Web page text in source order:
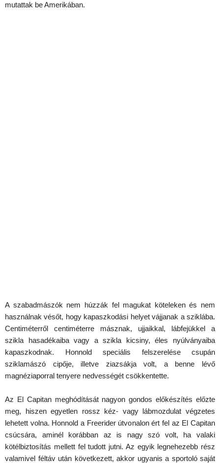
mutattak be Amerikában.
A szabadmászók nem húzzák fel magukat köteleken és nem
használnak vésőt, hogy kapaszkodási helyet vájjanak a sziklába.
Centiméterről centiméterre másznak, ujjaikkal, lábfejükkel a
szikla hasadékaiba vagy a szikla kicsiny, éles nyúlványaiba
kapaszkodnak. Honnold speciális felszerelése csupán
sziklamászó cipője, illetve ziazsákja volt, a benne lévő
magnéziaporral tenyere nedvességét csökkentette.
Az El Capitan meghódítását nagyon gondos előkészítés előzte
meg, hiszen egyetlen rossz kéz- vagy lábmozdulat végzetes
lehetett volna. Honnold a Freerider útvonalon ért fel az El Capitan
csúcsára, aminél korábban az is nagy szó volt, ha valaki
kötélbiztosítás mellett fel tudott jutni. Az egyik legnehezebb rész
valamivel féltáv után következett, akkor ugyanis a sportoló saját